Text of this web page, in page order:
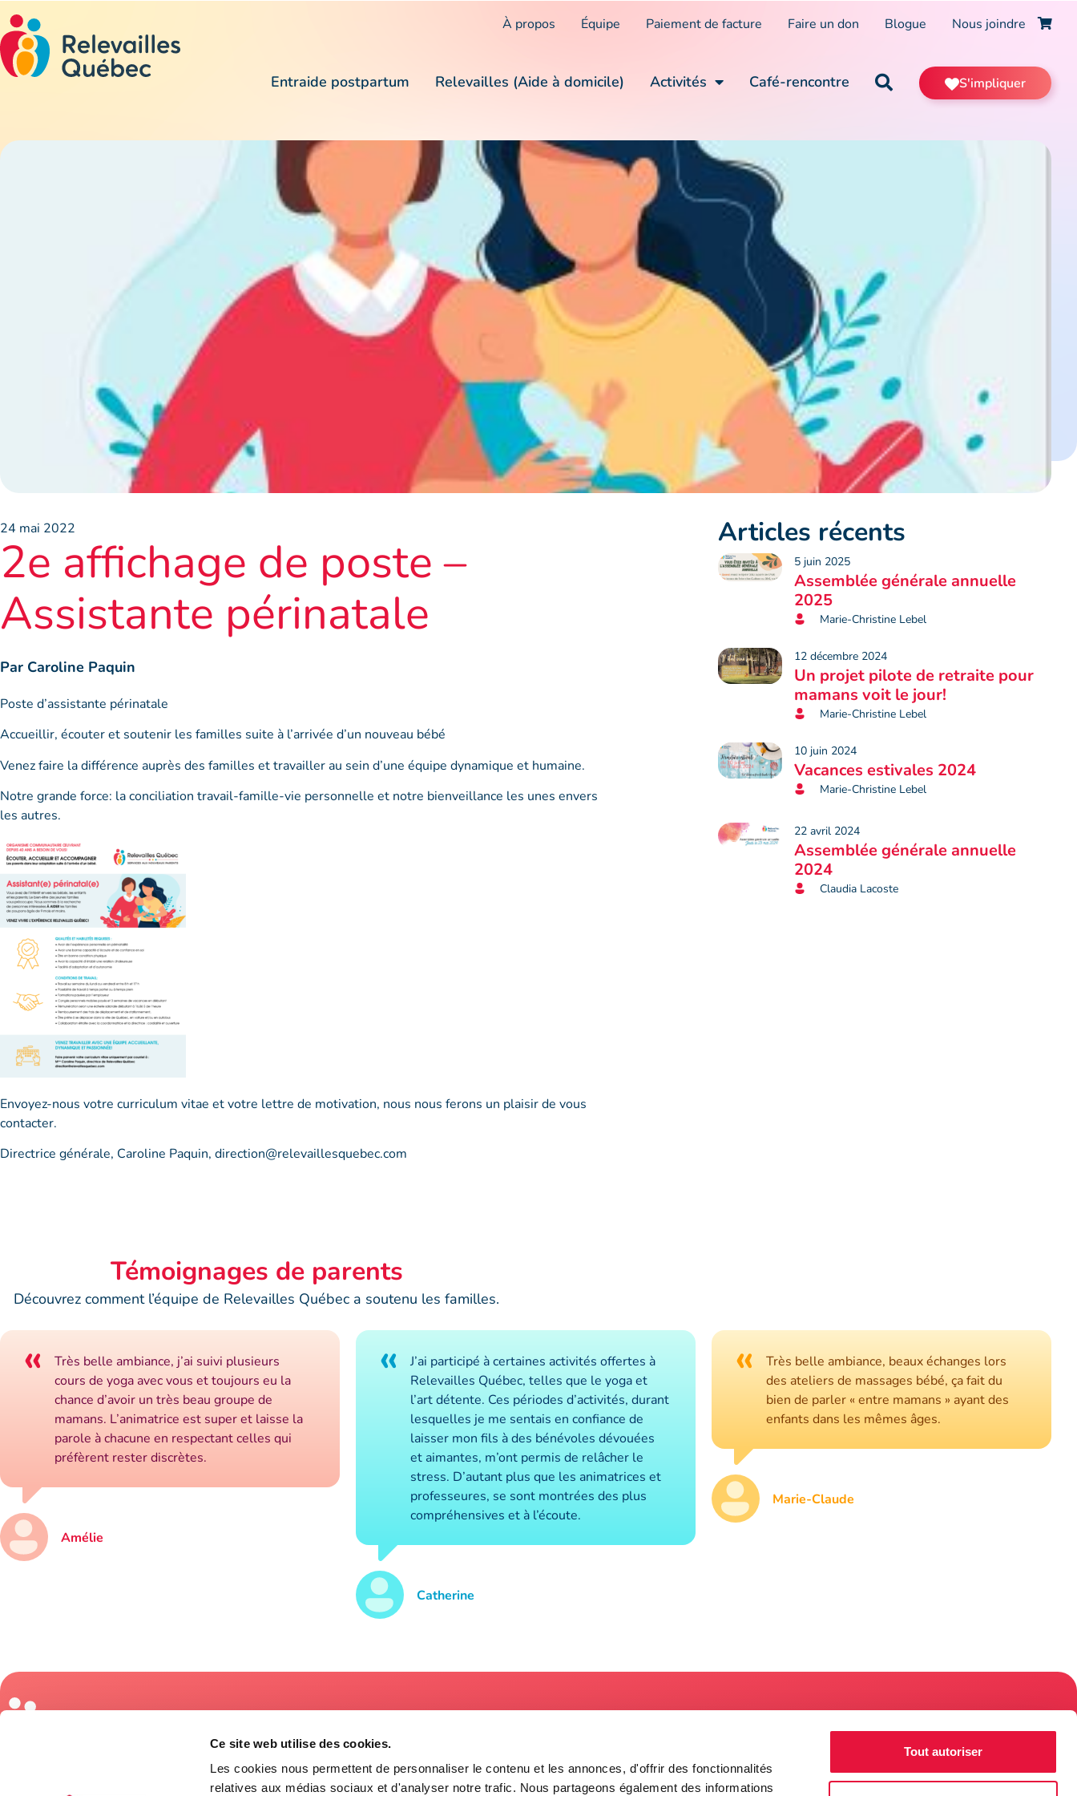
Ce site web utilise des cookies.
Les cookies nous permettent de personnaliser le contenu et les annonces, d'offrir des fonctionnalités
relatives aux médias sociaux et d'analyser notre trafic. Nous partageons également des informations
Tout autoriser
À propos Équipe Paiement de facture Faire un don Blogue Nous joindre
Entraide postpartum Relevailles (Aide à domicile) Activités Café-rencontre S'impliquer
24 mai 2022
2e affichage de poste –
Assistante périnatale
Par Caroline Paquin
Poste d’assistante périnatale
Accueillir, écouter et soutenir les familles suite à l’arrivée d’un nouveau bébé
Venez faire la différence auprès des familles et travailler au sein d’une équipe dynamique et humaine.
Notre grande force: la conciliation travail-famille-vie personnelle et notre bienveillance les unes envers
les autres.
Envoyez-nous votre curriculum vitae et votre lettre de motivation, nous nous ferons un plaisir de vous
contacter.
Directrice générale, Caroline Paquin, direction@relevaillesquebec.com
Articles récents
5 juin 2025
Assemblée générale annuelle
2025
Marie-Christine Lebel
12 décembre 2024
Un projet pilote de retraite pour
mamans voit le jour!
Marie-Christine Lebel
10 juin 2024
Vacances estivales 2024
Marie-Christine Lebel
22 avril 2024
Assemblée générale annuelle
2024
Claudia Lacoste
Témoignages de parents
Découvrez comment l’équipe de Relevailles Québec a soutenu les familles.
«
Très belle ambiance, j’ai suivi plusieurs
cours de yoga avec vous et toujours eu la
chance d’avoir un très beau groupe de
mamans. L’animatrice est super et laisse la
parole à chacune en respectant celles qui
préfèrent rester discrètes.
Amélie
«
J’ai participé à certaines activités offertes à
Relevailles Québec, telles que le yoga et
l’art détente. Ces périodes d’activités, durant
lesquelles je me sentais en confiance de
laisser mon fils à des bénévoles dévouées
et aimantes, m’ont permis de relâcher le
stress. D’autant plus que les animatrices et
professeures, se sont montrées des plus
compréhensives et à l’écoute.
Catherine
«
Très belle ambiance, beaux échanges lors
des ateliers de massages bébé, ça fait du
bien de parler « entre mamans » ayant des
enfants dans les mêmes âges.
Marie-Claude
3845, rue Blain
Québec (Québec) G2B3X8
ressources périnatales membre du
réseau des centres de ressources